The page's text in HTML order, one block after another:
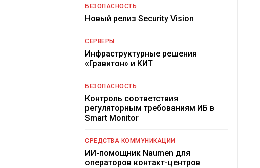
БЕЗОПАСНОСТЬ
Новый релиз Security Vision
СЕРВЕРЫ
Инфраструктурные решения
«Гравитон» и КИТ
БЕЗОПАСНОСТЬ
Контроль соответствия
регуляторным требованиям ИБ в
Smart Monitor
СРЕДСТВА КОММУНИКАЦИИ
ИИ-помощник Naumen для
операторов контакт-центров